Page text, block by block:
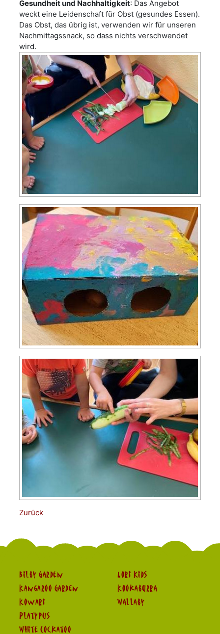
Gesundheit und Nachhaltigkeit: Das Angebot
weckt eine Leidenschaft für Obst (gesundes Essen).
Das Obst, das übrig ist, verwenden wir für unseren
Nachmittagssnack, so dass nichts verschwendet
wird.
Zurück
Bilby Garden
Kangaroo Garden
Kowari
Platypus
White Cockatoo
Lori Kids
Kookaburra
Wallaby